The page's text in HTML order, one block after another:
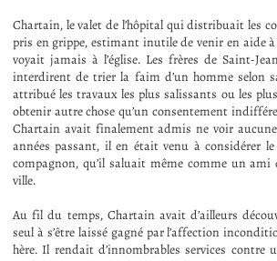
Chartain, le valet de l’hôpital qui distribuait les
pris en grippe, estimant inutile de venir en aide
voyait jamais à l’église. Les frères de Saint-
interdirent de trier la faim d’un homme selon
attribué les travaux les plus salissants ou les
obtenir autre chose qu’un consentement
Chartain avait finalement admis ne voir
années passant, il en était venu à considérer
compagnon, qu’il saluait même comme un
ville.
Au fil du temps, Chartain avait d’ailleurs
seul à s’être laissé gagné par l’affection
hère. Il rendait d’innombrables services contre